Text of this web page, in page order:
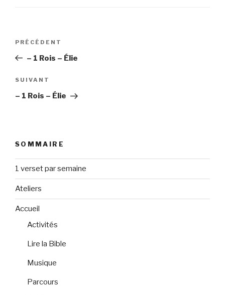
Navigation
l’article
Article
précédent
PRÉCÉDENT
– 1 Rois – Élie
Article
suivant
SUIVANT
– 1 Rois – Élie
SOMMAIRE
1 verset par semaine
Ateliers
Accueil
Activités
Lire la Bible
Musique
Parcours